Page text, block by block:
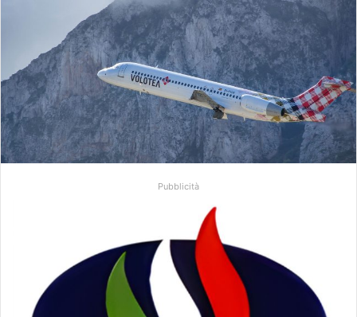
n
'
e
m
i
l
Pubblicità